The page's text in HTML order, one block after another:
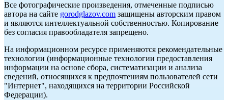
Все фотографические произведения, отмеченные подписью
автора на сайте gorodglazov.com защищены авторским правом
и являются интеллектуальной собственностью. Копирование
без согласия правообладателя запрещено.
На информационном ресурсе применяются рекомендательные
технологии (информационные технологии предоставления
информации на основе сбора, систематизации и анализа
сведений, относящихся к предпочтениям пользователей сети
"Интернет", находящихся на территории Российской
Федерации).